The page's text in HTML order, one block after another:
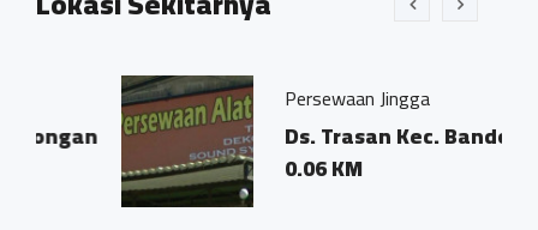
Persewaan Jingga
Ds. Trasan Kec. Bandongan
0.06 KM